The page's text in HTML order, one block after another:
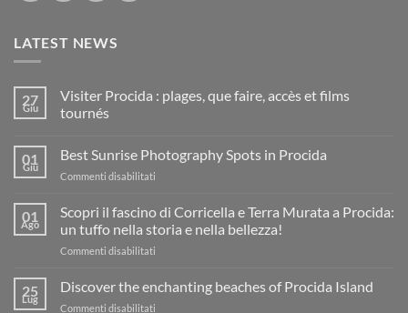
LATEST NEWS
27
Giu
Visiter Procida : plages, que faire, accès et films
tournés
su
Procida
que
faire,
accès
et
01
Giu
Best Sunrise Photography Spots in Procida
Commenti disabilitati
Sunrise
Photography
Spots
01
Ago
Scopri il fascino di Corricella e Terra Murata a Procida:
un tuffo nella storia e nella bellezza!
Commenti disabilitati
fascino
25
Lug
Discover the enchanting beaches of Procida Island
Commenti disabilitati